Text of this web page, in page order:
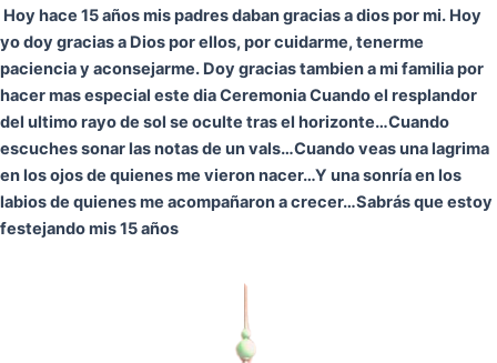
Hoy hace 15 años mis padres daban gracias a dios por mi. Hoy
yo doy gracias a Dios por ellos, por cuidarme, tenerme
paciencia y aconsejarme. Doy gracias tambien a mi familia por
hacer mas especial este dia CeremoniaCuando el resplandor
del ultimo rayo de sol se oculte tras el horizonte…Cuando
escuches sonar las notas de un vals…Cuando veas una lagrima
en los ojos de quienes me vieron nacer…Y una sonría en los
labios de quienes me acompañaron a crecer…Sabrás que estoy
festejando mis 15 años